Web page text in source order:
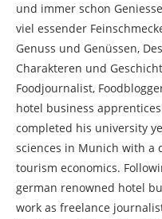
und immer schon
viel essender
Genuss und Genüssen,
Charakteren und
Foodjournalist,
hotel business
completed his university
sciences in Munich with a
tourism economics.
german renowned hotel
work as freelance